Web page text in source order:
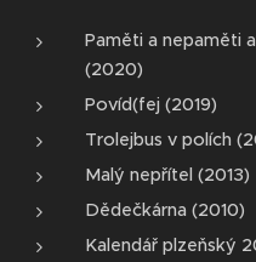
Paměti a nepaměti
(2020)
Povíd(fej (2019)
Trolejbus v polích
Malý nepřítel (2013)
Dědečkárna (2010)
Kalendář plzeňský